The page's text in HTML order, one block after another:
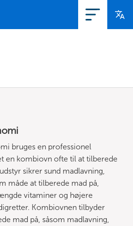
bruges en professionel
en kombiovn ofte til at tilberede
sikrer sund madlavning,
måde at tilberede mad på,
vitaminer og højere
Kombiovnen tilbyder
mad på, såsom madlavning,